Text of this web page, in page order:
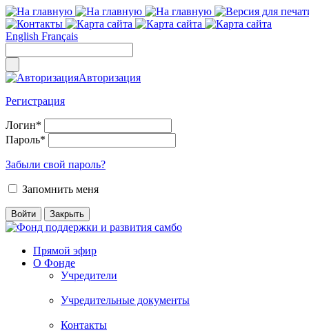
English Français
Авторизация
Регистрация
Логин*
Пароль*
Забыли свой пароль?
Запомнить меня
Прямой эфир
О Фонде
Учредители
Учредительные документы
Контакты